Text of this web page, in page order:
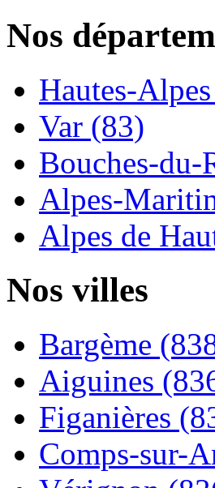
Nos
Hautes-
Var (83)
Bouches-du-
Alpes-
Alpes de
Nos villes
Bargème
Aiguines
Figanières
Comps-sur-